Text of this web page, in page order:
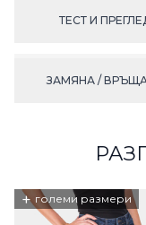
ТЕСТ И
ЗАМЯНА /
+ големи размери